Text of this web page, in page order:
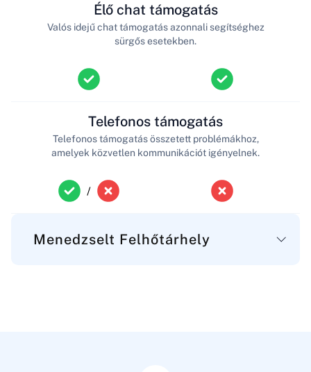
Élő chat támogatás
Valós idejű chat támogatás azonnali segítséghez
sürgős esetekben.
/
Telefonos támogatás
Telefonos támogatás összetett problémákhoz,
amelyek közvetlen kommunikációt igényelnek.
Menedzselt Felhőtárhely